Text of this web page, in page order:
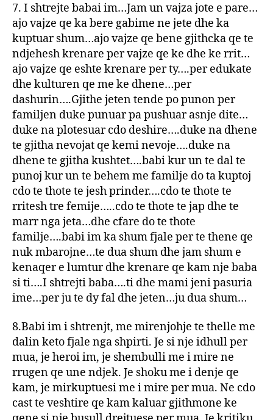
7. I shtrejte babai im…Jam un vajza jote e pare…
ajo vajze qe ka bere gabime ne jete dhe ka
kuptuar shum…ajo vajze qe bene gjithcka qe te
ndjehesh krenare per vajze qe ke dhe ke rrit…
ajo vajze qe eshte krenare per ty….per edukate
dhe kulturen qe me ke dhene…per
dashurin….Gjithe jeten tende po punon per
familjen duke punuar pa pushuar asnje dite…
duke na plotesuar cdo deshire….duke na dhene
te gjitha nevojat qe kemi nevoje….duke na
dhene te gjitha kushtet….babi kur un te dal te
punoj kur un te behem me familje do ta kuptoj
cdo te thote te jesh prinder….cdo te thote te
rritesh tre femije…..cdo te thote te jap dhe te
marr nga jeta…dhe cfare do te thote
familje….babi im ka shum fjale per te thene qe
nuk mbarojne…te dua shum dhe jam shum e
kenaqer e lumtur dhe krenare qe kam nje baba
si ti….I shtrejti baba….ti dhe mami jeni pasuria
ime…per ju te dy fal dhe jeten…ju dua shum…
8.Babi im i shtrenjt, me mirenjohje te thelle me
dalin keto fjale nga shpirti. Je si nje idhull per
mua, je heroi im, je shembulli me i mire ne
rrugen qe une ndjek. Je shoku me i denje qe
kam, je mirkuptuesi me i mire per mua. Ne cdo
cast te veshtire qe kam kaluar gjithmone ke